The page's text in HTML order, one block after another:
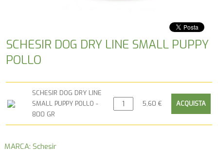
SCHESIR DOG DRY LINE SMALL PUPPY
POLLO
SCHESIR DOG DRY LINE
SMALL PUPPY POLLO -
800 GR
5,60 €
MARCA: Schesir